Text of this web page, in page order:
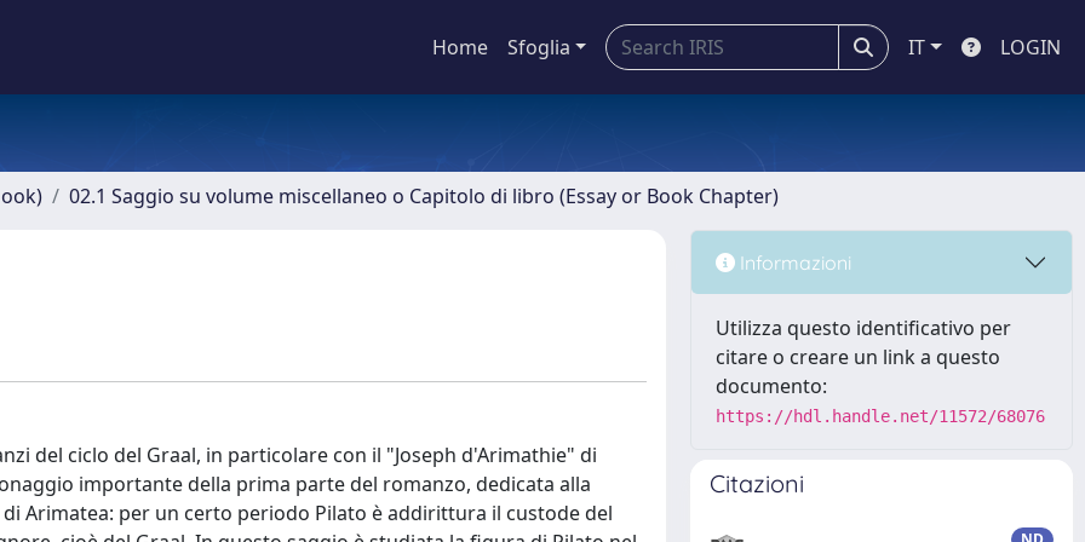
Home Sfoglia IT LOGIN
02.1 Saggio su volume miscellaneo o Capitolo di libro (Essay or Book Chapter)
del ciclo del Graal, in particolare con il "Joseph d'Arimathie" di
importante della prima parte del romanzo, dedicata alla
Arimatea: per un certo periodo Pilato è addirittura il custode del
Informazioni
Utilizza questo identificativo per
citare o creare un link a questo
documento:
https://hdl.handle.net/11572/68076
Citazioni